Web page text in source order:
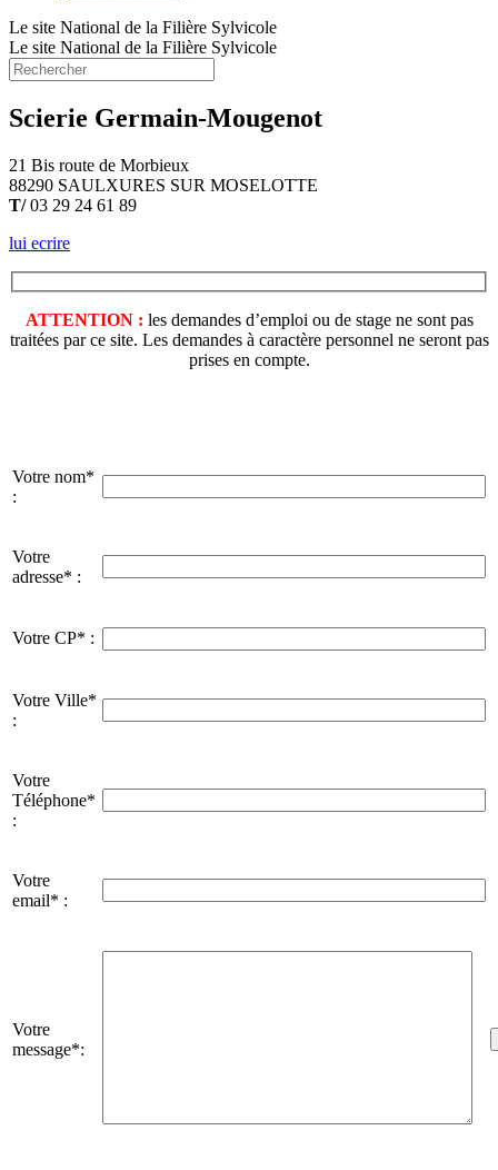
Le site National de la Filière Sylvicole
Le site National de la Filière Sylvicole
Scierie Germain-Mougenot
21 Bis route de Morbieux
88290 SAULXURES SUR MOSELOTTE
T/03 29 24 61 89
lui ecrire
ATTENTION : les demandes d’emploi ou de stage ne sont pas
traitées par ce site. Les demandes à caractère personnel ne seront pas
prises en compte.
Votre nom*
:
Votre
adresse* :
Votre CP* :
Votre Ville*
:
Votre
Téléphone*
:
Votre
email* :
Votre
message*: